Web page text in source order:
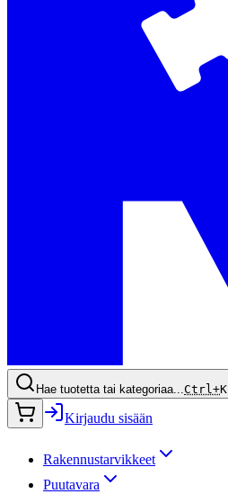
Hae tuotetta tai kategoriaa...Ctrl+K
Kirjaudu sisään
Rakennustarvikkeet
Puutavara